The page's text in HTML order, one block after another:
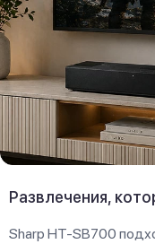
Развлечения,
Sharp HT-SB700